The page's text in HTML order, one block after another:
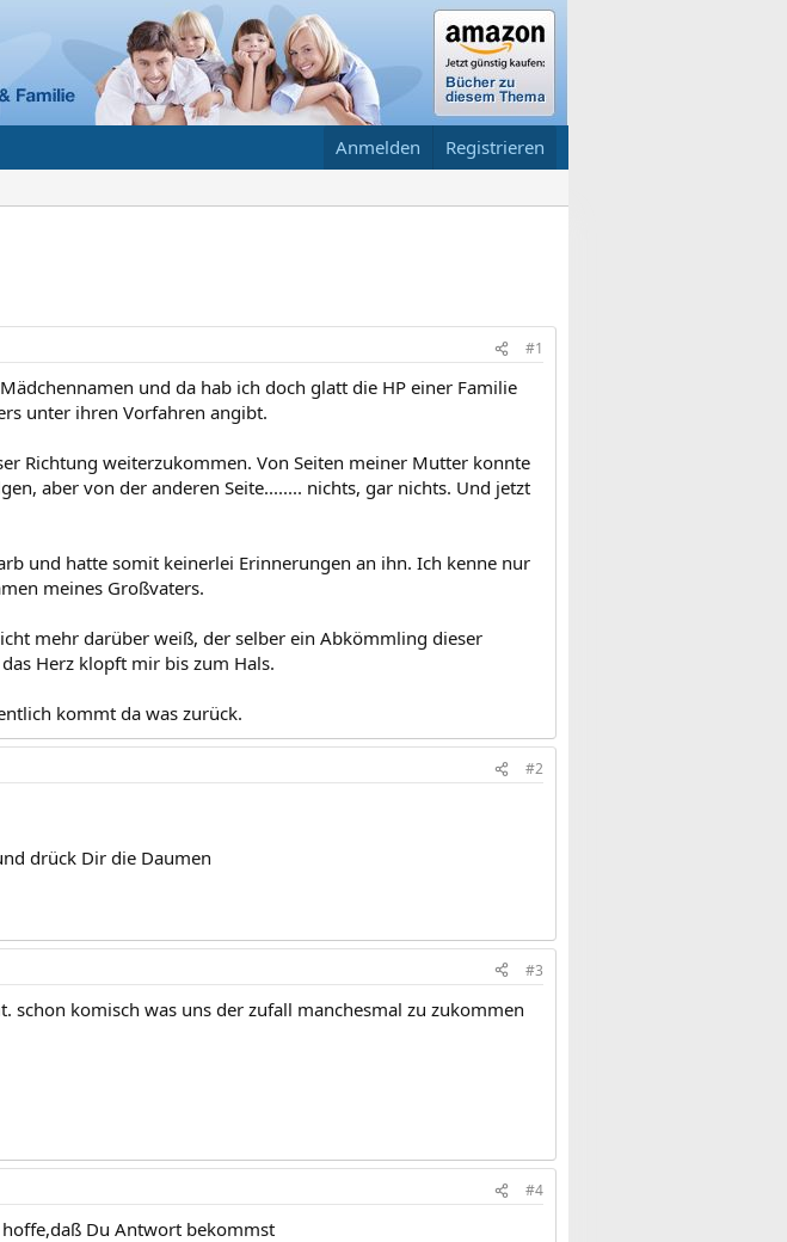
Anmelden Registrieren
#1
und da hab ich doch glatt die HP einer Familie
unter ihren Vorfahren angibt.
Richtung weiterzukommen. Von Seiten meiner Mutter konnte
aber von der anderen Seite........ nichts, gar nichts. Und jetzt
und hatte somit keinerlei Erinnerungen an ihn. Ich kenne nur
meines Großvaters.
mehr darüber weiß, der selber ein Abkömmling dieser
Herz klopft mir bis zum Hals.
kommt da was zurück.
#2
drück Dir die Daumen
#3
schon komisch was uns der zufall manchesmal zu zukommen
#4
Du Antwort bekommst